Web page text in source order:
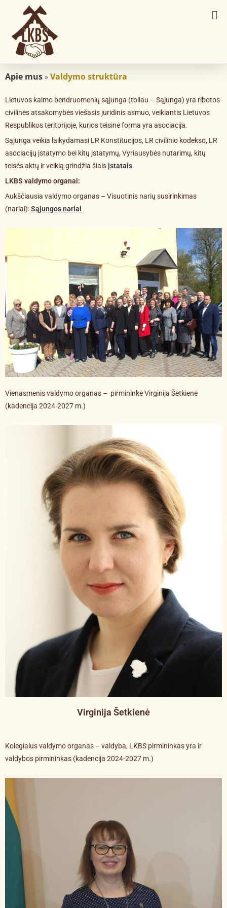
Apie mus » Valdymo struktūra
Lietuvos kaimo bendruomenių sąjunga (toliau – Sąjunga) yra ribotos
civilinės atsakomybės viešasis juridinis asmuo, veikiantis Lietuvos
Respublikos teritorijoje, kurios teisinė forma yra asociacija.
Sąjunga veikia laikydamasi LR Konstitucijos, LR civilinio kodekso, LR
asociacijų įstatymo bei kitų įstatymų, Vyriausybės nutarimų, kitų
teisės aktų ir veiklą grindžia šiais įstatais.
LKBS valdymo organai:
Aukščiausia valdymo organas – Visuotinis narių susirinkimas
(nariai):Sąjungos nariai
Vienasmenis valdymo organas – pirmininkė Virginija Šetkienė
(kadencija 2024-2027 m.)
Virginija Šetkienė
Kolegialus valdymo organas – valdyba, LKBS pirmininkas yra ir
valdybos pirmininkas (kadencija 2024-2027 m.)